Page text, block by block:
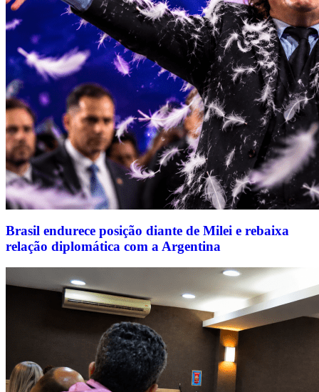
Brasil endurece posição diante de Milei e rebaixa
relação diplomática com a Argentina